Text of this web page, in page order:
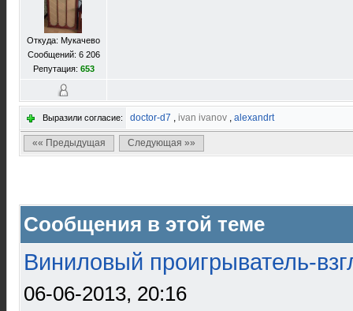
Откуда: Мукачево
Сообщений: 6 206
Репутация: 653
Выразили согласие: doctor-d7 , ivan ivanov , alexandrt
«« Предыдущая Следующая »»
Сообщения в этой теме
Виниловый проигрыватель-
06-06-2013, 20:16